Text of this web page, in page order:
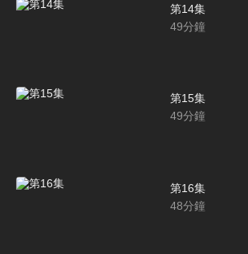
第14集
49分鐘
第15集
49分鐘
第16集
48分鐘